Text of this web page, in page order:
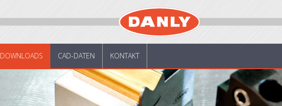
DOWNLOADS CAD-DATEN KONTAKT